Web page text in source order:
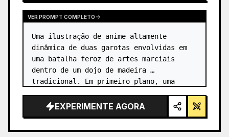
VER PROMPT COMPLETO
Uma ilustração de anime altamente
dinâmica de duas garotas envolvidas em
uma batalha feroz de artes marciais
dentro de um dojo de madeira
tradicional. Em primeiro plano, uma
hair" default="cabelo preto em um coque
alto co…
EXPERIMENTE AGORA